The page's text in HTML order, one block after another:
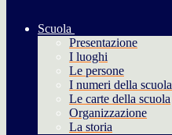
Scuola
Presentazione
I luoghi
Le persone
I numeri della scuola
Le carte della scuola
Organizzazione
La storia